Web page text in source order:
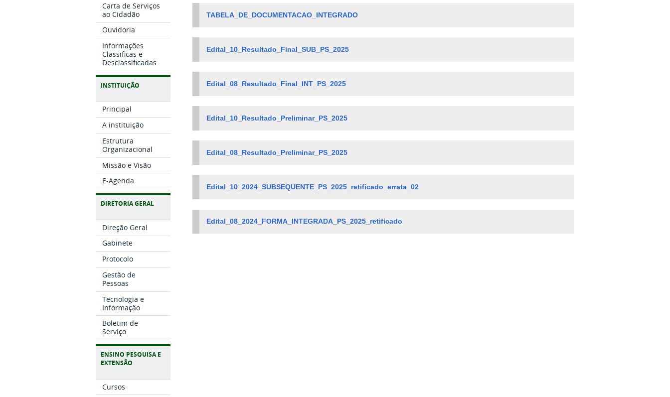
Carta de Serviços
ao Cidadão
Ouvidoria
Informações
Classificas e
Desclassificadas
INSTITUIÇÃO
Principal
A instituição
Estrutura
Organizacional
Missão e Visão
E-Agenda
DIRETORIA GERAL
Direção Geral
Gabinete
Protocolo
Gestão de
Pessoas
Tecnologia e
Informação
Boletim de
Serviço
ENSINO PESQUISA E
EXTENSÃO
Cursos
TABELA_DE_DOCUMENTACAO_INTEGRADO
Edital_10_Resultado_Final_SUB_PS_2025
Edital_08_Resultado_Final_INT_PS_2025
Edital_10_Resultado_Preliminar_PS_2025
Edital_08_Resultado_Preliminar_PS_2025
Edital_10_2024_SUBSEQUENTE_PS_2025_retificado_errata_02
Edital_08_2024_FORMA_INTEGRADA_PS_2025_retificado